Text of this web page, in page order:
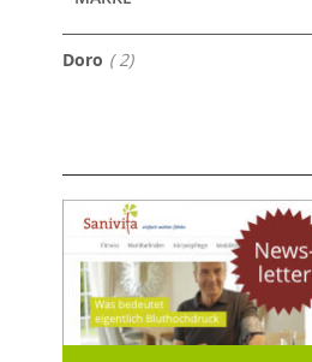
Doro 2Artikel